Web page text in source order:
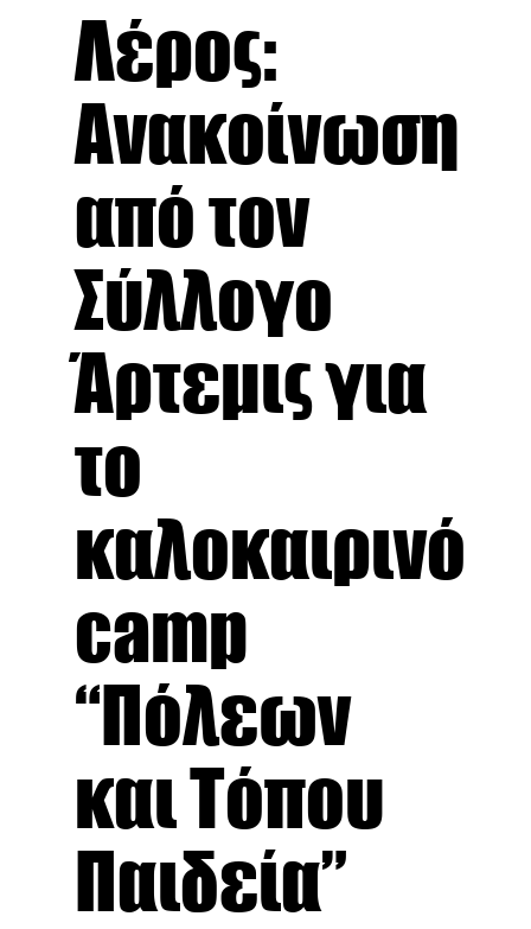
Λέρος:
Ανακοίνωση
από τον
Σύλλογο
Άρτεμις για
το
καλοκαιρινό
camp
“Πόλεων
και Τόπου
Παιδεία”